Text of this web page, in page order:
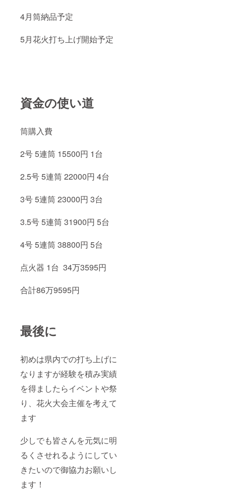
4月筒納品予定
5月花火打ち上げ開始予定
資金の使い道
筒購入費
2号 5連筒 15500円 1台
2.5号 5連筒 22000円 4台
3号 5連筒 23000円 3台
3.5号 5連筒 31900円 5台
4号 5連筒 38800円 5台
点火器 1台 34万3595円
合計86万9595円
最後に
初めは県内での打ち上げに
なりますが経験を積み実績
を得ましたらイベントや祭
り、花火大会主催を考えて
ます
少しでも皆さんを元気に明
るくさせれるようにしてい
きたいので御協力お願いし
ます！